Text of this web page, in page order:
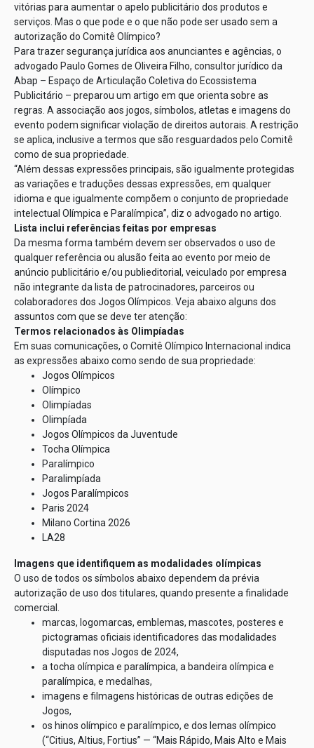
vitórias para aumentar o apelo publicitário dos produtos e
serviços. Mas o que pode e o que não pode ser usado sem a
autorização do Comitê Olímpico?
Para trazer segurança jurídica aos anunciantes e agências, o
advogado Paulo Gomes de Oliveira Filho, consultor jurídico da
Abap – Espaço de Articulação Coletiva do Ecossistema
Publicitário – preparou um artigo em que orienta sobre as
regras. A associação aos jogos, símbolos, atletas e imagens do
evento podem significar violação de direitos autorais. A restrição
se aplica, inclusive a termos que são resguardados pelo Comitê
como de sua propriedade.
“Além dessas expressões principais, são igualmente protegidas
as variações e traduções dessas expressões, em qualquer
idioma e que igualmente compõem o conjunto de propriedade
intelectual Olímpica e Paralímpica”, diz o advogado no artigo.
Lista inclui referências feitas por empresas
Da mesma forma também devem ser observados o uso de
qualquer referência ou alusão feita ao evento por meio de
anúncio publicitário e/ou publieditorial, veiculado por empresa
não integrante da lista de patrocinadores, parceiros ou
colaboradores dos Jogos Olímpicos. Veja abaixo alguns dos
assuntos com que se deve ter atenção:
Termos relacionados às Olimpíadas
Em suas comunicações, o Comitê Olímpico Internacional indica
as expressões abaixo como sendo de sua propriedade:
Jogos Olímpicos
Olímpico
Olimpíadas
Olimpíada
Jogos Olímpicos da Juventude
Tocha Olímpica
Paralímpico
Paralimpíada
Jogos Paralímpicos
Paris 2024
Milano Cortina 2026
LA28
Imagens que identifiquem as modalidades olímpicas
O uso de todos os símbolos abaixo dependem da prévia
autorização de uso dos titulares, quando presente a finalidade
comercial.
marcas, logomarcas, emblemas, mascotes, posteres e
pictogramas oficiais identificadores das modalidades
disputadas nos Jogos de 2024,
a tocha olímpica e paralímpica, a bandeira olímpica e
paralímpica, e medalhas,
imagens e filmagens históricas de outras edições de
Jogos,
os hinos olímpico e paralímpico, e dos lemas olímpico
(“Citius, Altius, Fortius” — “Mais Rápido, Mais Alto e Mais